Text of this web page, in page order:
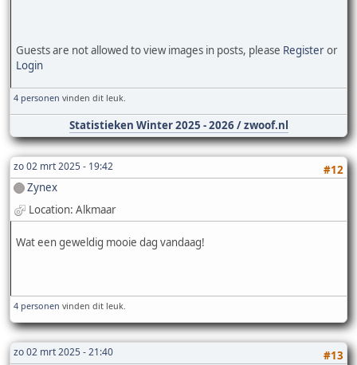
Guests are not allowed to view images in posts, please Registeror
Login
4 personen vinden dit leuk.
Statistieken Winter 2025 - 2026 / zwoof.nl
zo 02 mrt 2025 - 19:42
#12
Zynex
Location: Alkmaar
Wat een geweldig mooie dag vandaag!
4 personen vinden dit leuk.
zo 02 mrt 2025 - 21:40
#13